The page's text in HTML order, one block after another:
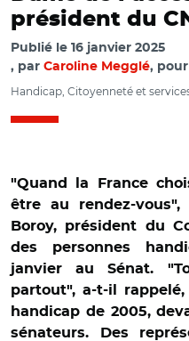
président du
Publié le 16 janvier 2025
par Caroline Megglé,
Handicap, Citoyenneté et
"Quand la France
être au rendez-
Boroy, président du
des personnes
janvier au Sénat.
partout", a-t-il
handicap de 2005,
sénateurs. Des